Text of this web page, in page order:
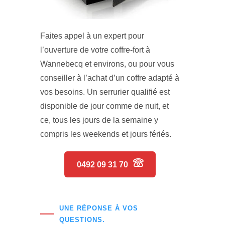
Faites appel à un expert pour
l’ouverture de votre coffre-fort à
Wannebecq et environs, ou pour vous
conseiller à l’achat d’un coffre adapté à
vos besoins. Un serrurier qualifié est
disponible de jour comme de nuit, et
ce, tous les jours de la semaine y
compris les weekends et jours fériés.
0492 09 31 70
UNE RÉPONSE À VOS
QUESTIONS.